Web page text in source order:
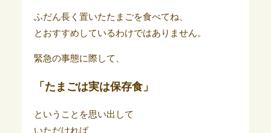
ふだん長く置いたたまごを食べてね、
とおすすめしているわけではありません。
緊急の事態に際して、
「たまごは実は保存食」
ということを思い出して
いただければ、